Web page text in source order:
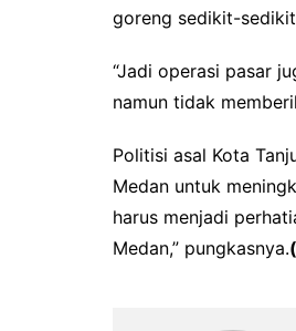
goreng sedikit-
“Jadi operasi pasar
namun tidak
Politisi asal Kota
Medan untuk
harus menjadi
Medan,” pungkasnya.